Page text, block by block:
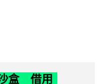
盒 借用